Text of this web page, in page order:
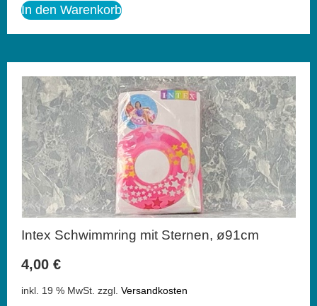
In den Warenkorb
Intex Schwimmring mit Sternen, ø91cm
4,00 €
inkl. 19 % MwSt. zzgl. Versandkosten